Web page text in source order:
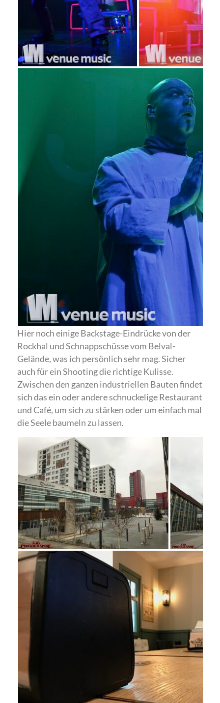
Hier noch einige Backstage-Eindrücke von der
Rockhal und Schnappschüsse vom Belval-
Gelände, was ich persönlich sehr mag. Sicher
auch für ein Shooting die richtige Kulisse.
Zwischen den ganzen industriellen Bauten findet
sich das ein oder andere schnuckelige Restaurant
und Café, um sich zu stärken oder um einfach mal
die Seele baumeln zu lassen.